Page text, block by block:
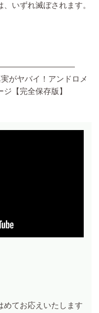
いずれ滅ぼされます。
がヤバイ！アンドロメ
【完全保存版】
めてお応えいたします